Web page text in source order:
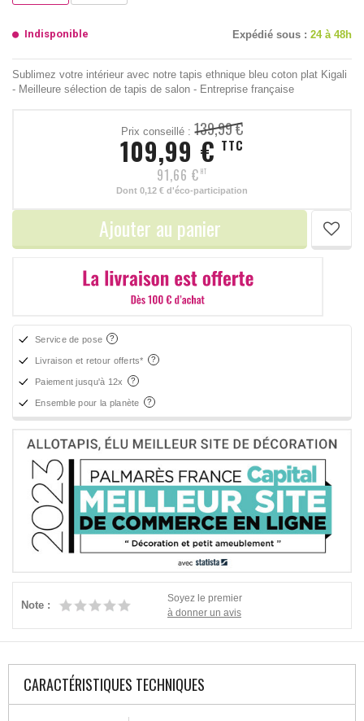
Indisponible Expédié sous : 24 à 48h
Sublimez votre intérieur avec notre tapis ethnique bleu coton plat Kigali
- Meilleure sélection de tapis de salon - Entreprise française
Prix conseillé : 139,99 €
109,99 € TTC
91,66 € HT
Dont 0,12 € d'éco-participation
Ajouter au panier
Service de pose
Livraison et retour offerts*
Paiement jusqu'à 12x
Ensemble pour la planète
Note :
Soyez le premier
à donner un avis
CARACTÉRISTIQUES TECHNIQUES